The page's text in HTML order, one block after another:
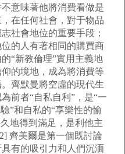
意味著他將消費看做是
在任何社會，對于物品
社會地位的重要手段；
的人有著相同的購買商
“新教倫理”實用主義地
的境地，成為將消費等
齊默曼將空虛的現代生
前者“自私自利”，是“一
”和自私的“享樂性的愉
地得到滿足，是利他主
齊美爾是第一個既討論
有的吸引力和人們沉湎